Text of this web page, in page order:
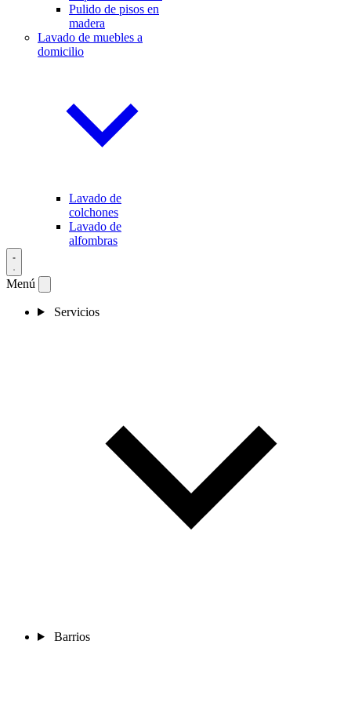
Pulido de pisos en
madera
Lavado de muebles a
domicilio
Lavado de
colchones
Lavado de
alfombras
Menú
Servicios
Barrios